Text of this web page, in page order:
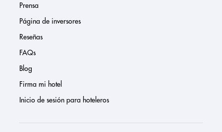
Prensa
Página de inversores
Reseñas
FAQs
Blog
Firma mi hotel
Inicio de sesión para hoteleros